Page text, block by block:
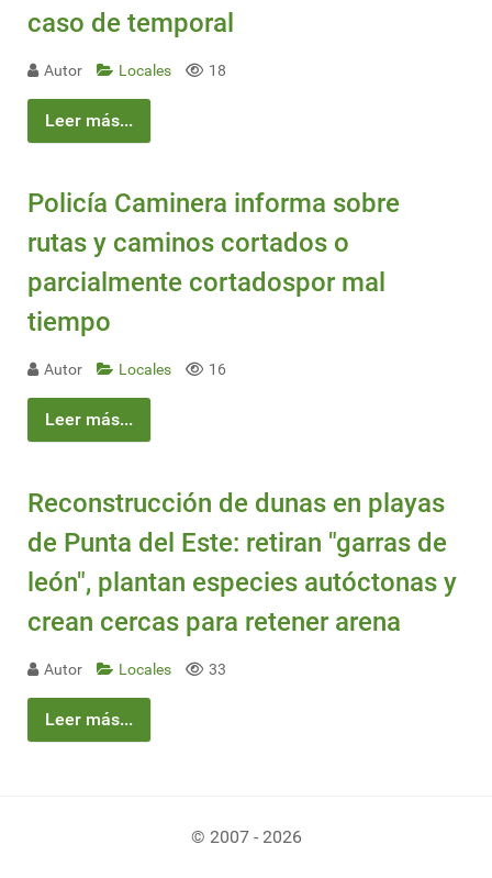
caso de temporal
Autor Locales 18
Leer más...
Policía Caminera informa sobre
rutas y caminos cortados o
parcialmente cortadospor mal
tiempo
Autor Locales 16
Leer más...
Reconstrucción de dunas en playas
de Punta del Este: retiran "garras de
león", plantan especies autóctonas y
crean cercas para retener arena
Autor Locales 33
Leer más...
© 2007 - 2026